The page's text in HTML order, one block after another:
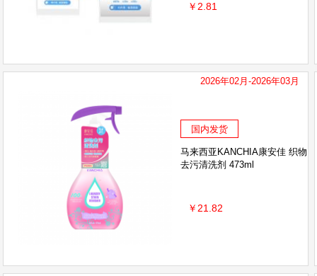
￥2.81
2026年02月-2026年03月
国内发货
马来西亚KANCHIA康安佳 织物
去污清洗剂 473ml
￥21.82